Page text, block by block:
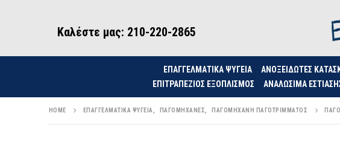
Καλέστε μας: 210-220-2865
ΕΠΑΓΓΕΛΜΑΤΙΚΑ ΨΥΓΕΙΑ ΑΝΟΞΕΊΔΩΤΕΣ
ΕΠΙΤΡΑΠΈΖΙΟΣ ΕΞΟΠΛΙΣΜΌΣ
ΑΝΑΛΏΣΙΜΑ
HOME ΕΠΑΓΓΕΛΜΑΤΙΚΆ ΨΥΓΕΊΑ ΠΑΓΟΜΗΧΑΝΈΣ ΠΑΓΟΜΗΧΑΝΉ ΠΑΓΟΤΡΊΜΜΑΤΟΣ